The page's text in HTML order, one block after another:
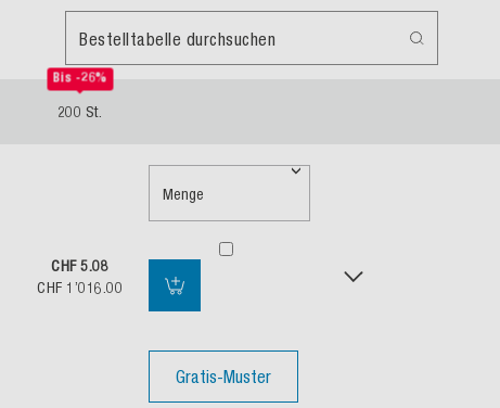
Bestelltabelle durchsuchen
Bis -26%
200 St.
CHF 5.08
CHF 1’016.00
Menge
Gratis-Muster